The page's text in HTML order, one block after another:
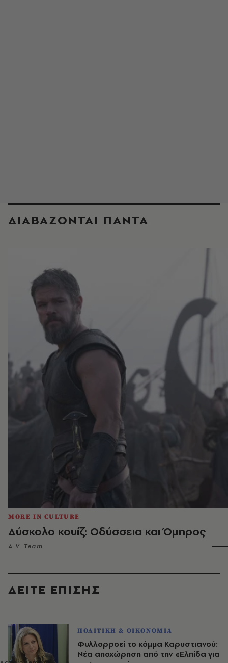
ΔΙΑΒΑΖΟΝΤΑΙ ΠΑΝΤΑ
MORE IN CULTURE
Δύσκολο κουίζ: Οδύσσεια και Όμηρος
A.V. Team
ΔΕΙΤΕ ΕΠΙΣΗΣ
ΠΟΛΙΤΙΚΗ & ΟΙΚΟΝΟΜΙΑ
Φυλλορροεί το κόμμα Καρυστιανού:
Νέα αποχώρηση από την «Ελπίδα για